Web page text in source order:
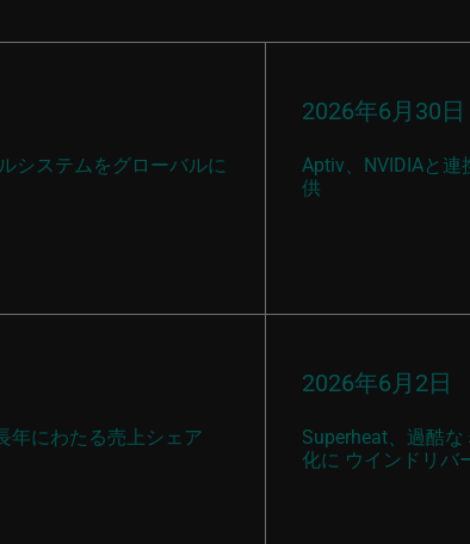
システムをグローバルに
2026年6月30日
Aptiv、NVIDIAと
供
年にわたる売上シェア
2026年6月2日
Superheat、過酷
化に ウインドリバ